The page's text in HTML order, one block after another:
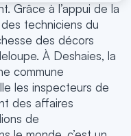
Grâce à l’appui de la
techniciens du
des décors
À Deshaies, la
commune
les inspecteurs de
des affaires
de